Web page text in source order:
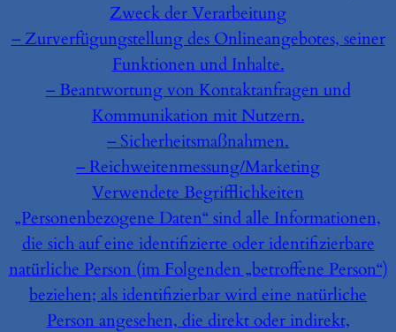
Zweck der Verarbeitung
– Zurverfügungstellung des Onlineangebotes, seiner
Funktionen und Inhalte.
– Beantwortung von Kontaktanfragen und
Kommunikation mit Nutzern.
– Sicherheitsmaßnahmen.
– Reichweitenmessung/Marketing
Verwendete Begrifflichkeiten
„Personenbezogene Daten“ sind alle Informationen,
die sich auf eine identifizierte oder identifizierbare
natürliche Person (im Folgenden „betroffene Person“)
beziehen; als identifizierbar wird eine natürliche
Person angesehen, die direkt oder indirekt,